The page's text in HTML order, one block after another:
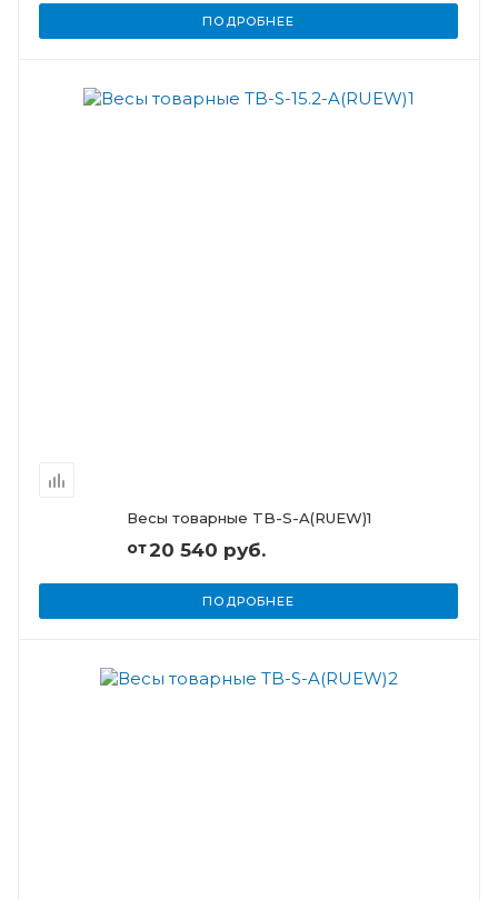
ПОДРОБНЕЕ
Весы товарные TB-S-A(RUEW)1
от20 540 руб.
ПОДРОБНЕЕ